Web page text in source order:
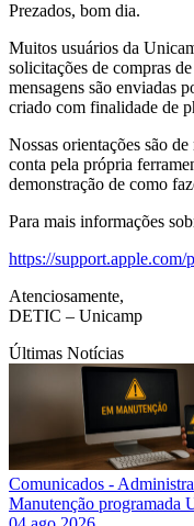
Prezados, bom dia.
Muitos usuários da
solicitações de compras
mensagens são enviadas
criado com finalidade de
Nossas orientações são
conta pela própria
demonstração de como
Para mais informações
https://support.apple.com/
Atenciosamente,
DETIC – Unicamp
Últimas Notícias
Comunicados -
Manutenção programada